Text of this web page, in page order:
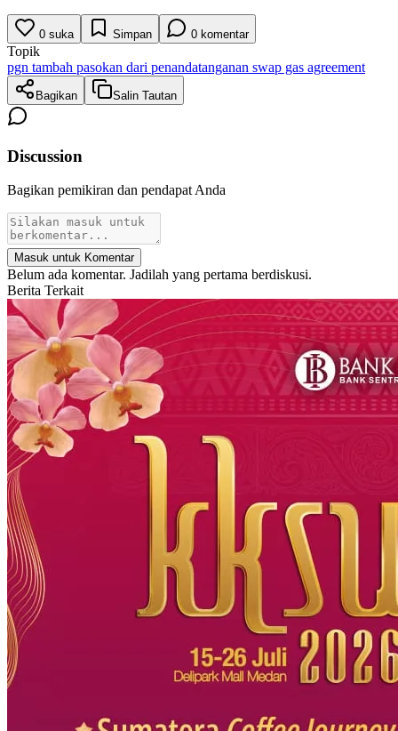
0 suka Simpan 0 komentar
Topik
pgn tambah pasokan dari penandatanganan swap gas agreement
Bagikan Salin Tautan
Discussion
Bagikan pemikiran dan pendapat Anda
Masuk untuk Komentar
Belum ada komentar. Jadilah yang pertama berdiskusi.
Berita Terkait